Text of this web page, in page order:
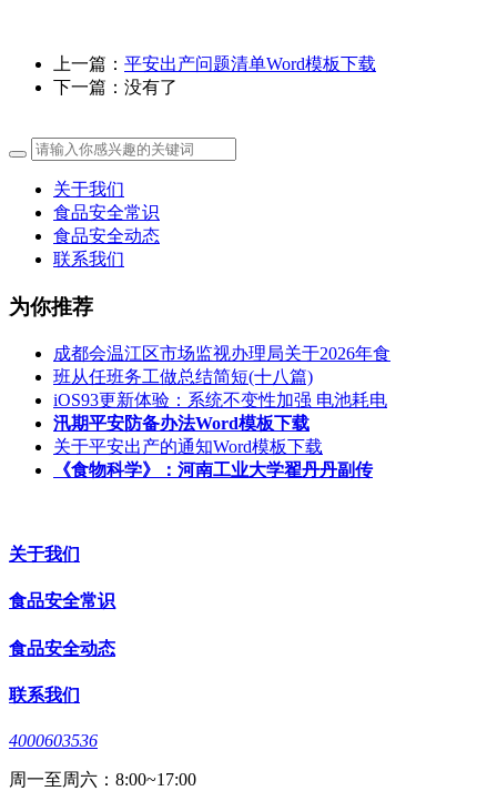
上一篇： 平安出产问题清单Word模板下载
下一篇：没有了
关于我们
食品安全常识
食品安全动态
联系我们
为你推荐
成都会温江区市场监视办理局关于2026年食
班从任班务工做总结简短(十八篇)
iOS93更新体验：系统不变性加强 电池耗电
汛期平安防备办法Word模板下载
关于平安出产的通知Word模板下载
《食物科学》：河南工业大学翟丹丹副传
关于我们
食品安全常识
食品安全动态
联系我们
4000603536
周一至周六：8:00~17:00